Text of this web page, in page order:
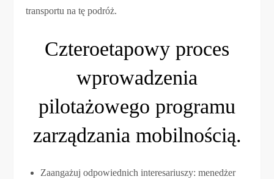
transportu na tę podróż.
Czteroetapowy proces
wprowadzenia
pilotażowego programu
zarządzania mobilnością.
Zaangażuj odpowiednich interesariuszy: menedżer